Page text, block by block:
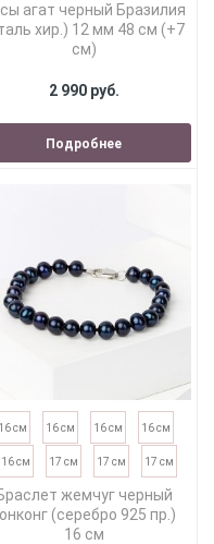
агат черный Бразилия
хир.) 12 мм 48 см (+7
см)
2 990 руб.
Подробнее
16 см 16 см 16 см 16 см
16 см 17 см 17 см 17 см
жемчуг черный
(серебро 925 пр.)
16 см